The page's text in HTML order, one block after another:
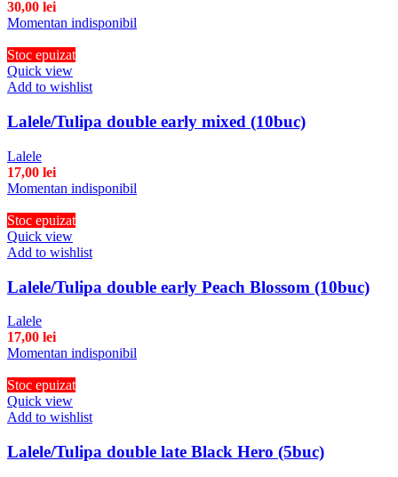
30,00 lei
Momentan indisponibil
Stoc epuizat
Quick view
Add to wishlist
Lalele/Tulipa double early mixed (10buc)
Lalele
17,00 lei
Momentan indisponibil
Stoc epuizat
Quick view
Add to wishlist
Lalele/Tulipa double early Peach Blossom (10buc)
Lalele
17,00 lei
Momentan indisponibil
Stoc epuizat
Quick view
Add to wishlist
Lalele/Tulipa double late Black Hero (5buc)